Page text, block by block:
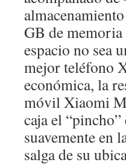
GB de
espacio no sea
mejor teléfono
económica, la
móvil Xiaomi
caja el
suavemente en
salga de su